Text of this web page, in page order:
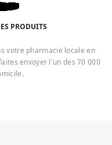
PRODUITS
votre pharmacie locale en
envoyer l'un des 70 000